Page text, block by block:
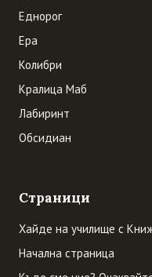
Еднорог
Ера
Колибри
Кралица Маб
Лабиринт
Обсидиан
Страници
Хайде на училище с
Начална страница